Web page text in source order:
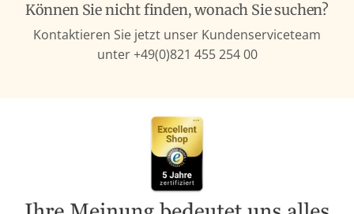
Können Sie nicht finden, wonach Sie suchen?
Kontaktieren Sie jetzt unser Kundenserviceteam
unter +49(0)821 455 254 00